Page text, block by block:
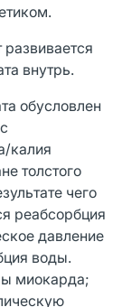
внутрь.
обусловлен
калия
толстого
чего
реабсорбция
давление
воды.
миокарда;